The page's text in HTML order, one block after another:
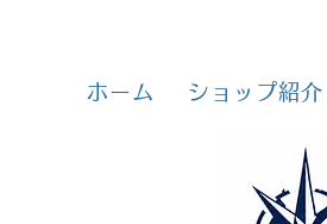
ホーム ショップ紹介